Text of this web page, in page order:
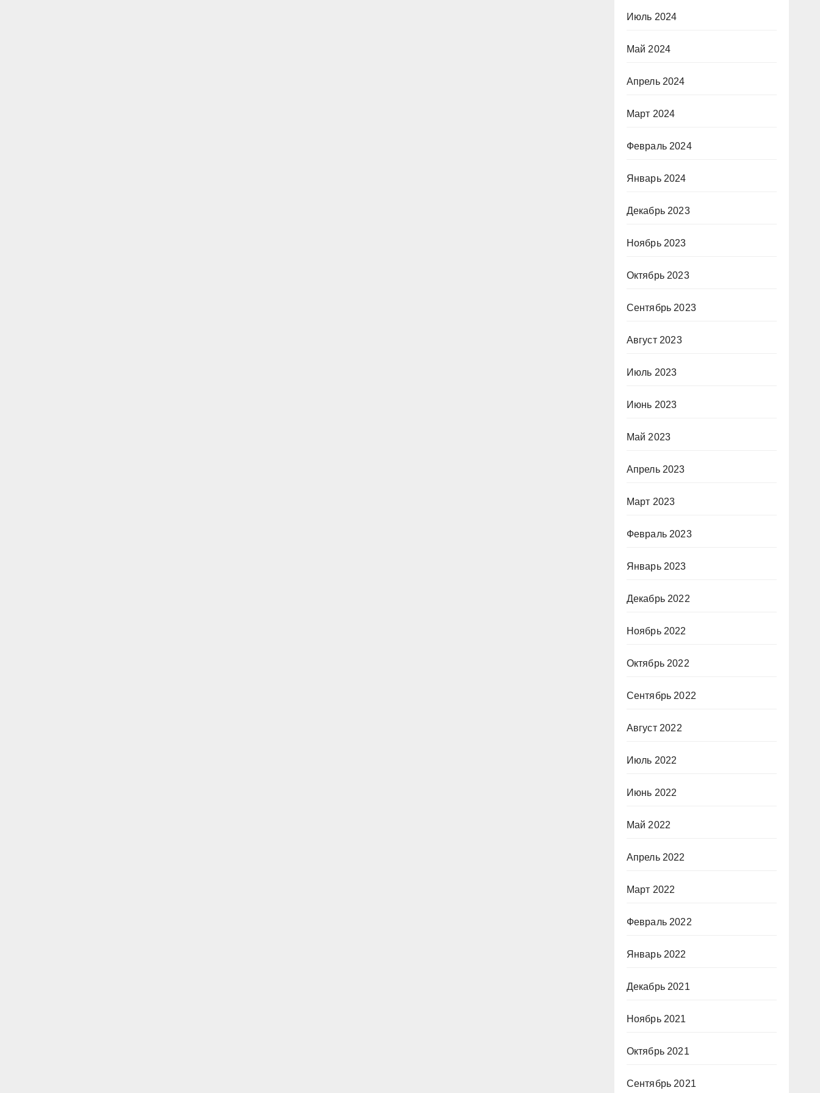
Июль 2024
Май 2024
Апрель 2024
Март 2024
Февраль 2024
Январь 2024
Декабрь 2023
Ноябрь 2023
Октябрь 2023
Сентябрь 2023
Август 2023
Июль 2023
Июнь 2023
Май 2023
Апрель 2023
Март 2023
Февраль 2023
Январь 2023
Декабрь 2022
Ноябрь 2022
Октябрь 2022
Сентябрь 2022
Август 2022
Июль 2022
Июнь 2022
Май 2022
Апрель 2022
Март 2022
Февраль 2022
Январь 2022
Декабрь 2021
Ноябрь 2021
Октябрь 2021
Сентябрь 2021